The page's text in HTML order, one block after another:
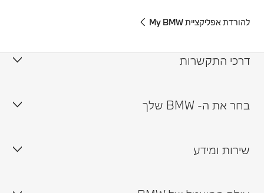
להורדת אפליקציית My BMW
דרכי התקשרות
צור קשר
תיאום פגישה עם נציג
בחר את ה- BMW שלך
זמינות רכבים במלאי
שירות ומידע